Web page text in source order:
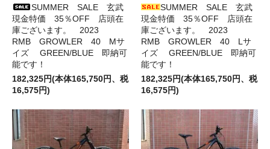
SUMMER SALE 玄武
現金特価 35％OFF 店頭在
庫ございます。 2023
RMB GROWLER 40 Mサ
イズ GREEN/BLUE 即納可
能です！
182,325円(本体165,750円、税
16,575円)
SUMMER SALE 玄武
現金特価 35％OFF 店頭在
庫ございます。 2023
RMB GROWLER 40 Lサ
イズ GREEN/BLUE 即納可
能です！
182,325円(本体165,750円、税
16,575円)